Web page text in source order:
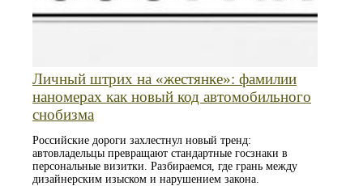
Личный штрих на «жестянке»: фамилии
наномерах как новый код автомобильного
снобизма
Российские дороги захлестнул новый тренд:
автовладельцы превращают стандартные госзнаки в
персональные визитки. Разбираемся, где грань между
дизайнерским изыском и нарушением закона.